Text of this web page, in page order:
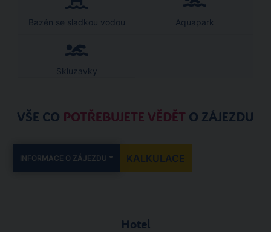
Bazén se sladkou vodou Aquapark
Skluzavky
VŠE CO POTŘEBUJETE VĚDĚT O ZÁJEZDU
INFORMACE O ZÁJEZDU KALKULACE
Hotel